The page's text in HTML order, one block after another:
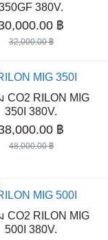
380V.
32,000.00฿
price
฿.
฿
CO2 RILON MIG
350I 380V.
48,000.00฿
price
฿
CO2 RILON MIG
500I 380V.